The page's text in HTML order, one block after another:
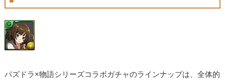
パズドラ×物語シリーズコラボガチャのラインナップは、全体的